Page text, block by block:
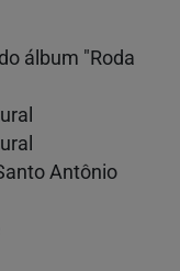
álbum "Roda
Antônio